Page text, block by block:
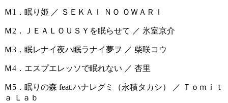
Ｍ1．眠り姫 ／ ＳＥＫＡＩ ＮＯ ＯＷＡＲＩ
Ｍ2．ＪＥＡＬＯＵＳＹを眠らせて ／ 氷室京介
Ｍ3．眠レナイ夜ハ眠ラナイ夢ヲ ／ 柴咲コウ
Ｍ4．エスプエレッソで眠れない ／ 杏里
Ｍ5．眠りの森 feat.ハナレグミ（永積タカシ） ／ Ｔｏｍｉｔ
ａ Ｌａｂ